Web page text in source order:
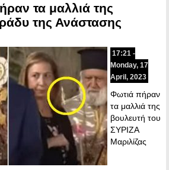
τα μαλλιά της
της Ανάστασης
17:21 -
Monday, 17
April, 2023
Φωτιά πήραν
τα μαλλιά της
βουλευτή του
ΣΥΡΙΖΑ
Μαριλίζας